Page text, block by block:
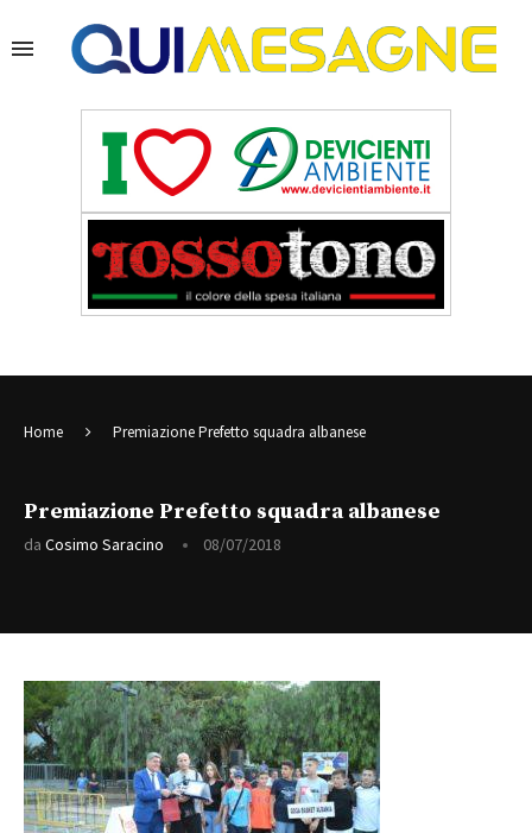
Home Premiazione Prefetto squadra albanese
Premiazione Prefetto squadra albanese
da Cosimo Saracino 08/07/2018